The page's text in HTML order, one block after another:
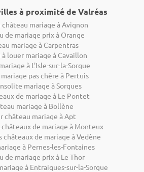
à proximité de Valréas
mariage à Avignon
de mariage prix à Orange
mariage à Carpentras
à louer mariage à Cavaillon
à L'Isle-sur-la-Sorgue
pas chère à Pertuis
mariage à Sorgues
de mariage à Le Pontet
mariage à Bollène
château mariage à Apt
de mariage à Monteux
châteaux de mariage à Vedène
à Pernes-les-Fontaines
de mariage prix à Le Thor
à Entraigues-sur-la-Sorgue